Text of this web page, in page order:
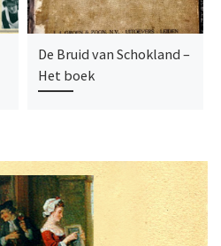
De Bruid van Schokland –
Het boek